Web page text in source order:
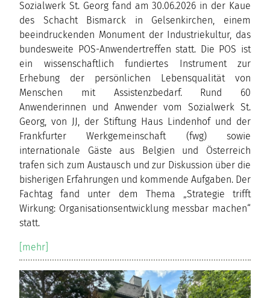
Sozialwerk St. Georg fand am 30.06.2026 in der Kaue
des Schacht Bismarck in Gelsenkirchen, einem
beeindruckenden Monument der Industriekultur, das
bundesweite POS-Anwendertreffen statt. Die POS ist
ein wissenschaftlich fundiertes Instrument zur
Erhebung der persönlichen Lebensqualität von
Menschen mit Assistenzbedarf. Rund 60
Anwenderinnen und Anwender vom Sozialwerk St.
Georg, von JJ, der Stiftung Haus Lindenhof und der
Frankfurter Werkgemeinschaft (fwg) sowie
internationale Gäste aus Belgien und Österreich
trafen sich zum Austausch und zur Diskussion über die
bisherigen Erfahrungen und kommende Aufgaben. Der
Fachtag fand unter dem Thema „Strategie trifft
Wirkung: Organisationsentwicklung messbar machen“
statt.
[mehr]